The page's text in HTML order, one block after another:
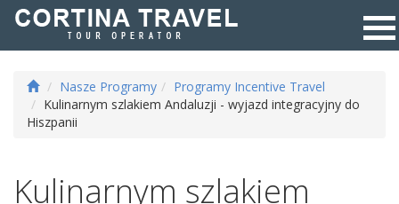
Nasze Programy
Programy Incentive Travel
Kulinarnym szlakiem Andaluzji - wyjazd integracyjny do
Hiszpanii
Kulinarnym szlakiem